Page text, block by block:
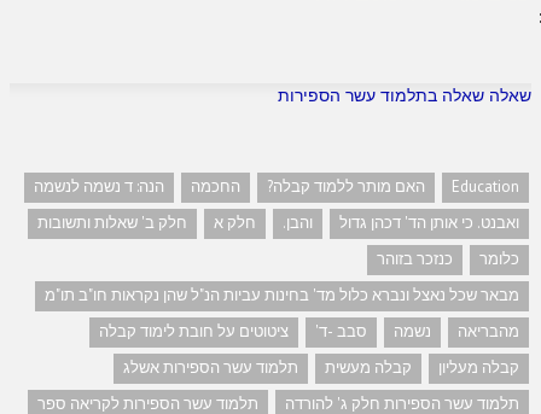
שאלה שאלה בתלמוד עשר הספירות
Education האם מותר ללמוד קבלה? החכמה
הנה: ד נשמה לנשמה
ואבנט. כי אותן הד' דכהן גדול
והבן. חלק א
חלק ב' שאלות ותשובות
כלומר
כנזכר בזוהר
מבאר שכל נאצל ונברא כלול מד' בחינות עביות הנ"ל שהן נקראות חו"ב תו"מ
מהבריאה
נשמה סבב -ד'
ציטוטים על חובת לימוד קבלה
קבלה מעליון
קבלה מעשית
תלמוד עשר הספירות אשלג
תלמוד עשר הספירות חלק ג' להורדה
תלמוד עשר הספירות לקריאה ספר